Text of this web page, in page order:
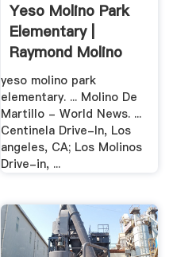
Yeso Molino Park
Elementary |
Raymond Molino
yeso molino park
elementary. ... Molino De
Martillo - World News. ...
Centinela Drive-In, Los
angeles, CA; Los Molinos
Drive-in, ...